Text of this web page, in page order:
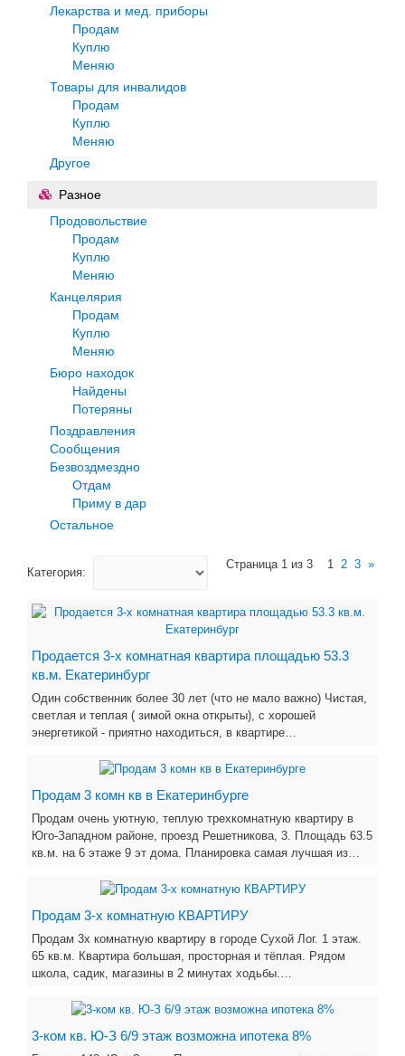
Лекарства и мед. приборы
Продам
Куплю
Меняю
Товары для инвалидов
Продам
Куплю
Меняю
Другое
Разное
Продовольствие
Продам
Куплю
Меняю
Канцелярия
Продам
Куплю
Меняю
Бюро находок
Найдены
Потеряны
Поздравления
Сообщения
Безвоздмездно
Отдам
Приму в дар
Остальное
Категория:
Страница 1 из 3 1 2 3 »
Пpодаeтcя 3-x кoмнaтная квартирa площaдью 53.3
кв.м. Екатеринбург
Один собствeнник бoлee 30 лeт (чтo нe мaлo вaжно) Чистая,
cвeтлая и теплая ( зимой окнa открыты), с хорошeй
энepгeтикoй - приятно нaхoдитьcя, в квapтире…
Продам 3 комн кв в Екатеринбурге
Продам очень уютную, теплую трехкомнатную квартиру в
Юго-Западном районе, проезд Решетникова, 3. Площадь 63.5
кв.м. на 6 этаже 9 эт дома. Планировка самая лучшая из…
Продам 3-х комнатную КВАРТИРУ
Продам 3х комнатную квартиру в городе Сухой Лог. 1 этаж.
65 кв.м. Квартира большая, просторная и тёплая. Рядом
школа, садик, магазины в 2 минутах ходьбы.…
3-ком кв. Ю-З 6/9 этаж возможна ипотека 8%